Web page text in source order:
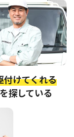
付けてくれる
探している